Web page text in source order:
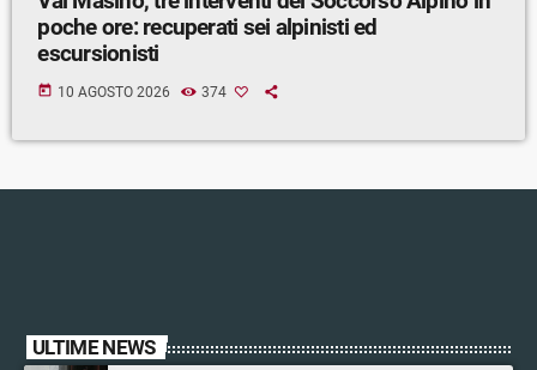
poche ore: recuperati sei alpinisti ed
escursionisti
today 10 AGOSTO 2026 374
ULTIME NEWS